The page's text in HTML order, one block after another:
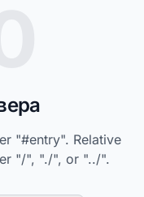
"#entry". Relative
"/", "./", or "../".